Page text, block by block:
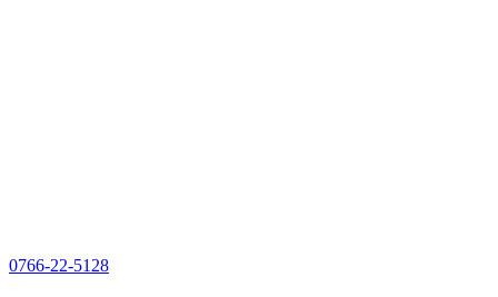
0766-22-5128